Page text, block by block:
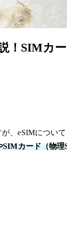
！SIMカ
、eSIMについ
カード（物